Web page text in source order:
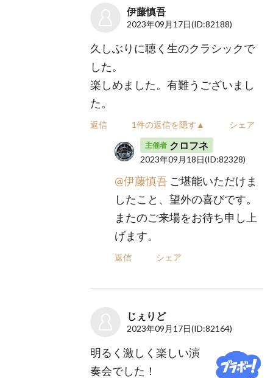
伊藤慎吾
2023年09月17日(ID:82188)
久しぶりに聴く生のクラシックで
した。
楽しめました。有難うございまし
た。
返信 1件の返信を隠す▲ シェア
主催者 クロフネ
2023年09月18日(ID:82328)
@伊藤慎吾ご堪能いただけま
したこと、望外の喜びです。
またのご来場をお待ち申し上
げます。
返信 シェア
じぇりど
2023年09月17日(ID:82164)
明るく激しく楽しい演
奏会でした！